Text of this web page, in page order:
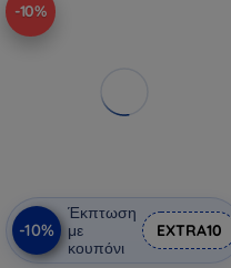
-10%
-10%
Έκπτωση
με
κουπόνι
EXTRA10